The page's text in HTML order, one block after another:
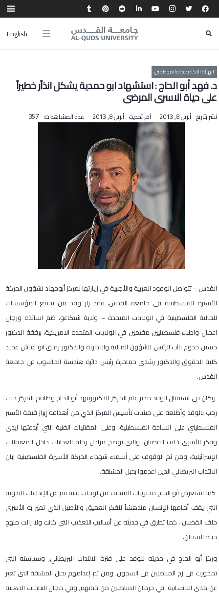
English
الهيئة الاكاديمية والموظفين
د. فهد أبو الحاج : استشهاد ابو حمدية يشكل انذاًر خطيراً
على حياة الاسرى المرضى
نشر بتاريخ أبريل 8, 2013 آخر تحديث أبريل 8, 2013 عدد المشاهدات: 357
القدس – تتواصل الوفود العربية والأجنبية في زيارتها لمركز أبوجهاد لشؤون الحركة
الأسيرة الفلسطينية في جامعة القدس، فقد زار وفد من تجمع المؤسسات
للجالية الفلسطينية في الولايات المتحدة – ولاية شيكاغو، ضم اساتذة ورجال
اعمال واطباء فلسطينيين مقيمين في الولايات المتحدة الامريكية، برفقة الدكتور
حسين جدوع نائب الرئيس للشؤون المالية والادارية والدكتور رفيق ابو عياش عميد
كلية الحقوق والدكتور رشدي حمامرة رئيس دائرة هندسة الحاسوب في جامعة
القدس.
وكان في استقبال الوفد مدير عام المركز الدكتورفهد أبو الحاج وطاقم المركز حيث
رحب بالوفد وأطلعه على حيثيات تأسيس المركز الذي من أهدافه إبراز قيمة الأسير
الفلسطيني على الساحة الفلسطينية، وعلى المقتنيات الفنية التي أبدعتها ايدي
وفكر الأسرى خلف القضبان، والتي توضح مراحل رحلة العذابات داخل المعتقلات
الإسرائيلية، ومن ثم الوقوف على أسماء شهداء الحركة الأسيرة الفلسطينية ابان
الانتداب البريطاني الذين اعدموا بحبل المشنقة.
كما استعرض أبو الحاج محتويات المتحف من لوحات فنية تنم عن الإبداعات اليدوية
التي يقف أمامها الإنسان مندهشاََ للفكر العميق والأصيل الذي تميز به الأسرى
خلف القضبان ، كما تطرق في حديثه عن أساليب التعذيب التي كانت ولا زالت منهج
حياة السجان.
وركز أبو الحاج في حديثه للوفد على فترة الانتداب البريطاني, وسياسته التي
تمحورت في زج المناضلين في السجون, ومن ثم إعدامهم بحبل المشنقة التي تعبر
عن مدى اللانسانية في حرمان المناضلين من حياتهم, وفي مجال النتاجات الذهنية